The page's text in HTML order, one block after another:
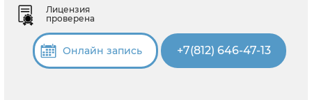
Лицензия
проверена
Онлайн запись +7(812) 646-47-13